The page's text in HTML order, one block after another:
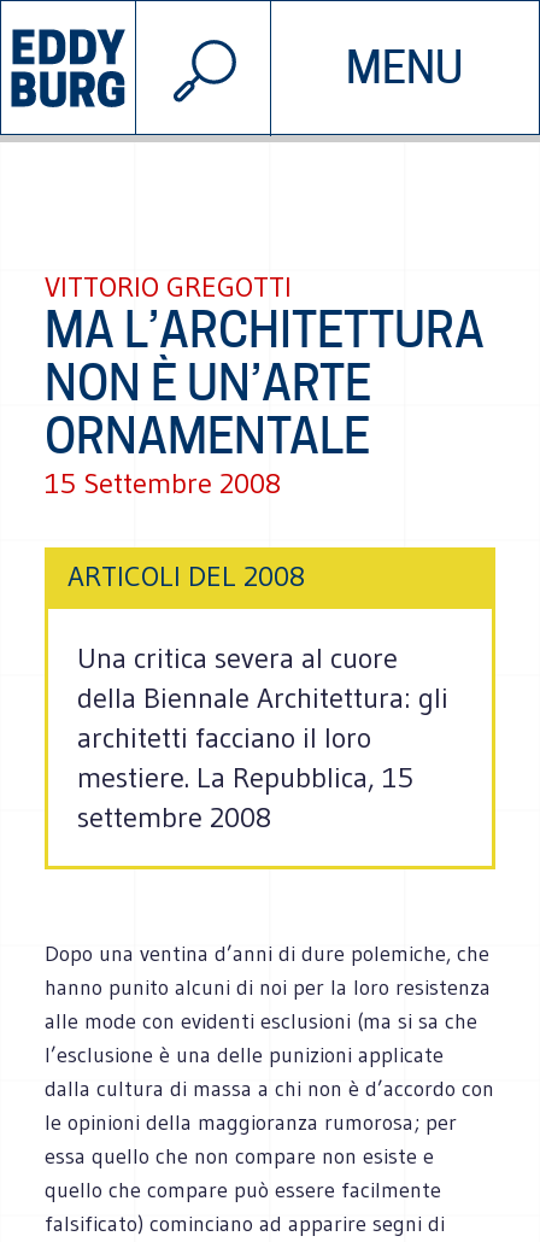
MENU
INIZIATIVE CHI SIAMO
© 2026 EDDYBURG
VITTORIO GREGOTTI
MA L’ARCHITETTURA
NON È UN’ARTE
ORNAMENTALE
15 Settembre 2008
ARTICOLI DEL 2008
Una critica severa al cuore
della Biennale Architettura: gli
architetti facciano il loro
mestiere. La Repubblica, 15
settembre 2008
Dopo una ventina d’anni di dure polemiche, che
hanno punito alcuni di noi per la loro resistenza
alle mode con evidenti esclusioni (ma si sa che
l’esclusione è una delle punizioni applicate
dalla cultura di massa a chi non è d’accordo con
le opinioni della maggioranza rumorosa; per
essa quello che non compare non esiste e
quello che compare può essere facilmente
falsificato) cominciano ad apparire segni di